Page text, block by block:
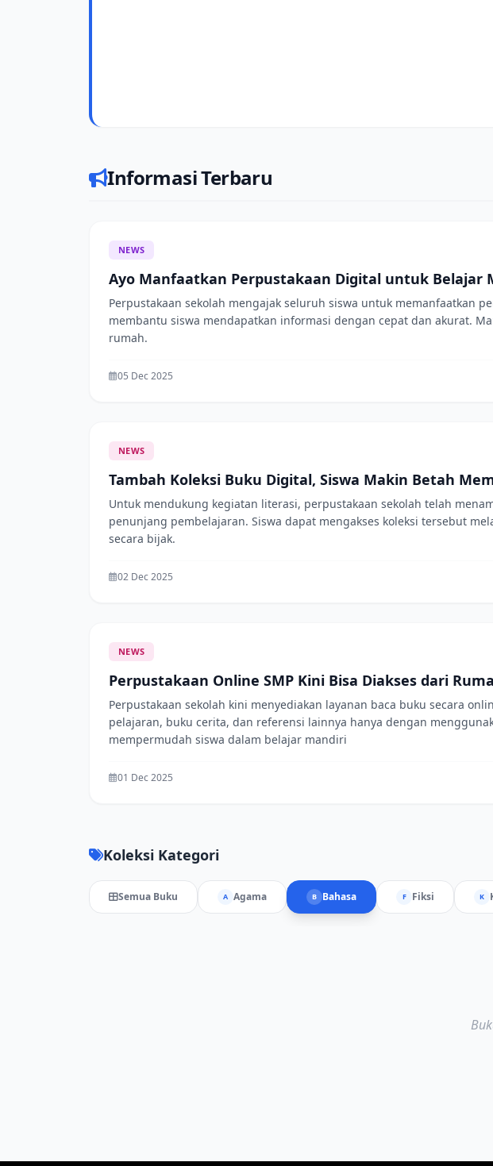
Informasi Terbaru
NEWS
Ayo Manfaatkan Perpustakaan Digital untuk Belajar
Perpustakaan sekolah mengajak seluruh siswa untuk memanfaatkan
membantu siswa mendapatkan informasi dengan cepat dan akurat.
rumah.
05 Dec 2025
NEWS
Tambah Koleksi Buku Digital, Siswa Makin Betah
Untuk mendukung kegiatan literasi, perpustakaan sekolah telah
penunjang pembelajaran. Siswa dapat mengakses koleksi tersebut
secara bijak.
02 Dec 2025
NEWS
Perpustakaan Online SMP Kini Bisa Diakses dari
Perpustakaan sekolah kini menyediakan layanan baca buku secara
pelajaran, buku cerita, dan referensi lainnya hanya dengan
mempermudah siswa dalam belajar mandiri
01 Dec 2025
Koleksi Kategori
Semua Buku A Agama B Bahasa F Fiksi K